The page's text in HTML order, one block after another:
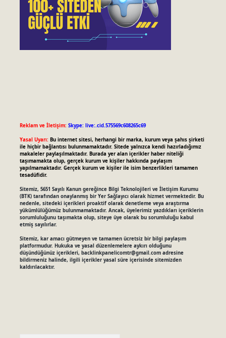
Reklam ve İletişim: Skype: live:.cid.575569c608265c69
Yasal Uyarı: Bu internet sitesi, herhangi bir marka, kurum veya şahıs şirketi
ile hiçbir bağlantısı bulunmamaktadır. Sitede yalnızca kendi hazırladığımız
makaleler paylaşılmaktadır. Burada yer alan içerikler haber niteliği
taşımamakta olup, gerçek kurum ve kişiler hakkında paylaşım
yapılmamaktadır. Gerçek kurum ve kişiler ile isim benzerlikleri tamamen
tesadüfidir.
Sitemiz, 5651 Sayılı Kanun gereğince Bilgi Teknolojileri ve İletişim Kurumu
(BTK) tarafından onaylanmış bir Yer Sağlayıcı olarak hizmet vermektedir. Bu
nedenle, sitedeki içerikleri proaktif olarak denetleme veya araştırma
yükümlülüğümüz bulunmamaktadır. Ancak, üyelerimiz yazdıkları içeriklerin
sorumluluğunu taşımakta olup, siteye üye olarak bu sorumluluğu kabul
etmiş sayılırlar.
Sitemiz, kar amacı gütmeyen ve tamamen ücretsiz bir bilgi paylaşım
platformudur. Hukuka ve yasal düzenlemelere aykırı olduğunu
düşündüğünüz içerikleri, backlinkpanelicomtr@gmail.comadresine
bildirmeniz halinde, ilgili içerikler yasal süre içerisinde sitemizden
kaldırılacaktır.